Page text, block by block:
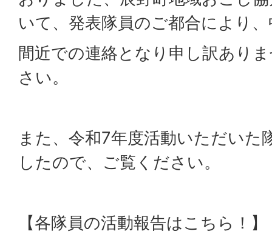
いて、発表隊員のご都合により
間近での連絡となり申し訳あり
さい。
また、令和7年度活動いただいた
したので、ご覧ください。
【各隊員の活動報告はこちら！】